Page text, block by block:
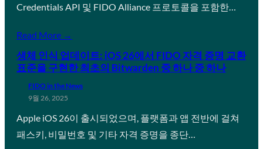
Credentials API 및 FIDO Alliance 프로토콜을 포함한…
Read More →
생체 인식 업데이트: iOS 26에서 FIDO 자격 증명 교환
표준을 구현한 최초의 Bitwarden 중 하나 중 하나
FIDO in the News
9월 26, 2025
Apple iOS 26이 출시되었으며, 플랫폼과 앱 전반에 걸쳐
패스키, 비밀번호 및 기타 자격 증명을 종단…